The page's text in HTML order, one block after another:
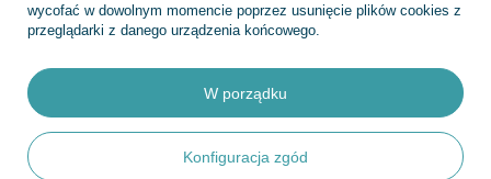
+48 695 775 577 kontakt@topfish.pl
TopFish Sp. z o.o. Sp.k,Klasztorna 38,83-400Kościerzyna
W sklepie prezentujemy ceny brutto (z VAT).
wycofać w dowolnym momencie poprzez usunięcie plików cookies z
przeglądarki z danego urządzenia końcowego.
Konfiguracja zgód
W porządku